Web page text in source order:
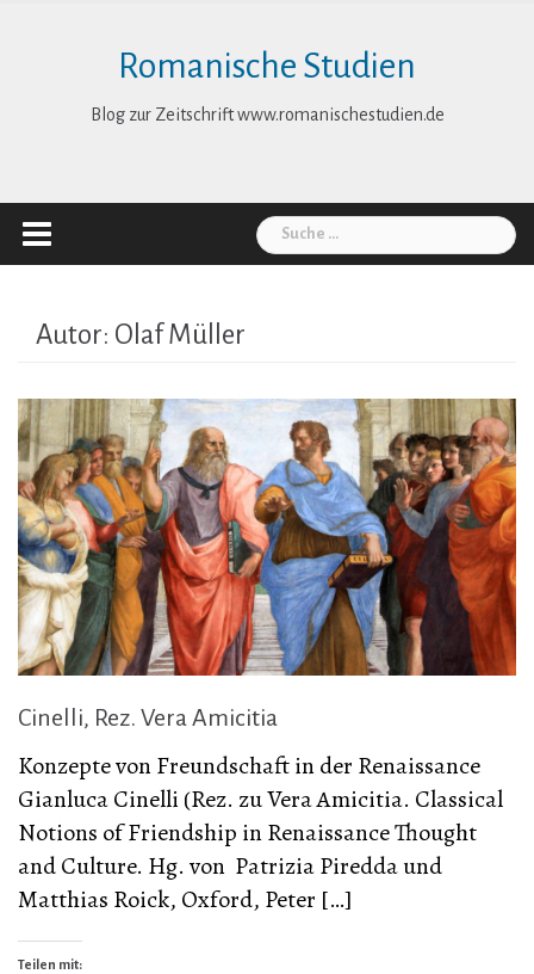
Romanische Studien
Blog zur Zeitschrift www.romanischestudien.de
Suche
nach:
Autor: Olaf Müller
Cinelli, Rez. Vera Amicitia
Konzepte von Freundschaft in der Renaissance
Gianluca Cinelli (Rez. zu Vera Amicitia. Classical
Notions of Friendship in Renaissance Thought
and Culture. Hg. von Patrizia Piredda und
Matthias Roick, Oxford, Peter […]
Teilen mit: